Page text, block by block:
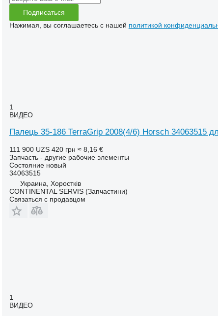
Подписаться
Нажимая, вы соглашаетесь с нашей политикой
1
ВИДЕО
Палець 35-186 TerraGrip 2008(4/6) Horsch 34063515
111 900 UZS 420 грн ≈ 8,16 €
Запчасть - другие рабочие элементы
Состояниеновый
34063515
Украина, Хоростків
CONTINENTAL SERVIS (Запчастини)
Связаться с продавцом
1
ВИДЕО